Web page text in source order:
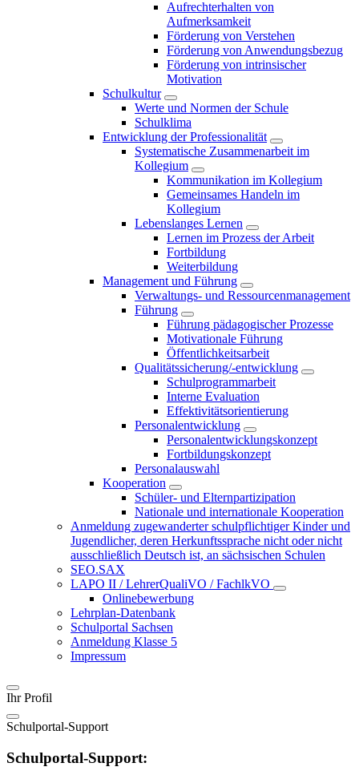
Aufrechterhalten von
Aufmerksamkeit
Förderung von Verstehen
Förderung von Anwendungsbezug
Förderung von intrinsischer
Motivation
Schulkultur
Werte und Normen der Schule
Schulklima
Entwicklung der Professionalität
Systematische Zusammenarbeit im
Kollegium
Kommunikation im Kollegium
Gemeinsames Handeln im
Kollegium
Lebenslanges Lernen
Lernen im Prozess der Arbeit
Fortbildung
Weiterbildung
Management und Führung
Verwaltungs- und Ressourcenmanagement
Führung
Führung pädagogischer Prozesse
Motivationale Führung
Öffentlichkeitsarbeit
Qualitätssicherung/-entwicklung
Schulprogrammarbeit
Interne Evaluation
Effektivitätsorientierung
Personalentwicklung
Personalentwicklungskonzept
Fortbildungskonzept
Personalauswahl
Kooperation
Schüler- und Elternpartizipation
Nationale und internationale Kooperation
Anmeldung zugewanderter schulpflichtiger Kinder und
Jugendlicher, deren Herkunftssprache nicht oder nicht
ausschließlich Deutsch ist, an sächsischen Schulen
SEO.SAX
LAPO II / LehrerQualiVO / FachlkVO
Onlinebewerbung
Lehrplan-Datenbank
Schulportal Sachsen
Anmeldung Klasse 5
Impressum
Ihr Profil
Schulportal-Support
Schulportal-Support: